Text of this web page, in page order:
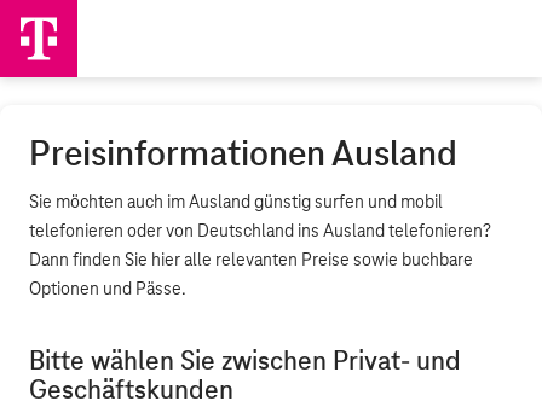
Preisinformationen Ausland
Sie möchten auch im Ausland günstig surfen und mobil
telefonieren oder von Deutschland ins Ausland telefonieren?
Dann finden Sie hier alle relevanten Preise sowie buchbare
Optionen und Pässe.
Bitte wählen Sie zwischen Privat- und
Geschäftskunden